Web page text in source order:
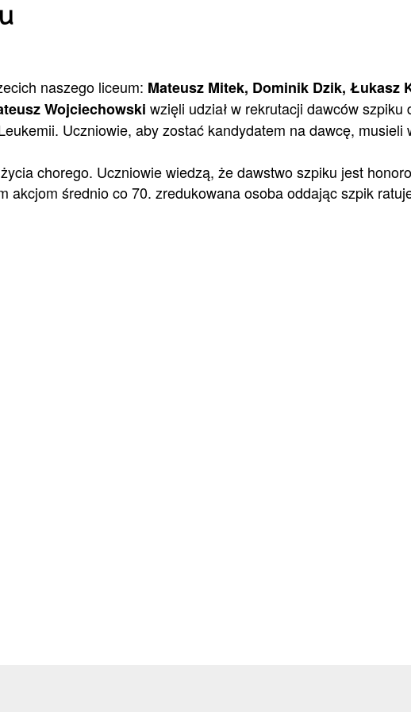
naszego liceum: Mateusz Mitek, Dominik Dzik, Łukasz
Wojciechowski wzięli udział w rekrutacji dawców
Uczniowie, aby zostać kandydatem na dawcę, musieli
chorego. Uczniowie wiedzą, że dawstwo szpiku jest
akcjom średnio co 70. zredukowana osoba oddając szpik